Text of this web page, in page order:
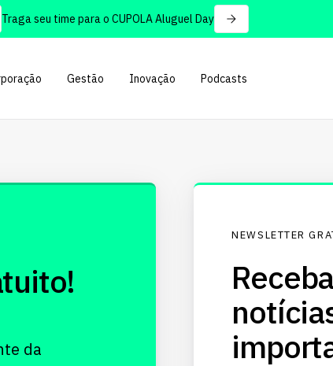
seu time para o CUPOLA Aluguel Day
Gestão Inovação Podcasts
da
NEWSLETTER